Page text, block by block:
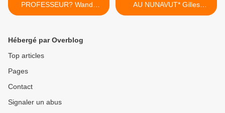
PROFESSEUR? Wanda
Koméza* Le Lys Bleu
AU NUNAVUT* Gilles
Debois* Les Éditions de
Hébergé par Overblog
Top articles
Pages
Contact
Signaler un abus